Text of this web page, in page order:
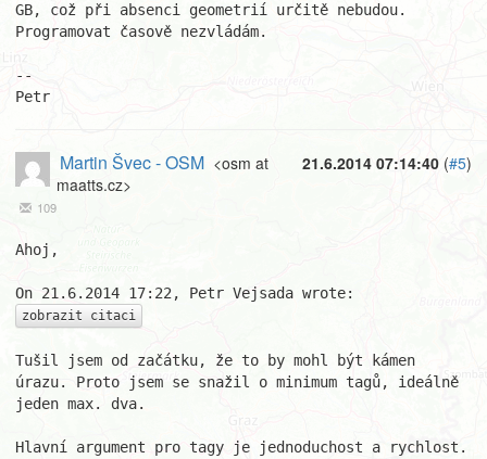
GB, což při absenci geometrií určitě nebudou.
Programovat časově nezvládám.
--
Petr
21.6.2014 07:14:40 (#5)
Martin Švec - OSM <osm at
maatts.cz>
109
Ahoj,
zobrazit citaci
Tušil jsem od začátku, že to by mohl být kámen
úrazu. Proto jsem se snažil o minimum tagů, ideálně
jeden max. dva.
Hlavní argument pro tagy je jednoduchost a rychlost.